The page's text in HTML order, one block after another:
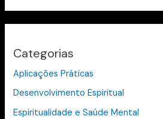
Categorias
Aplicações Práticas
Desenvolvimento Espiritual
Espiritualidade e Saúde Mental